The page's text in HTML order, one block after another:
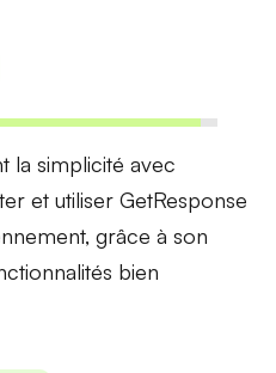
lasimplicité avec
et utiliser GetResponse
grâce à son
bien